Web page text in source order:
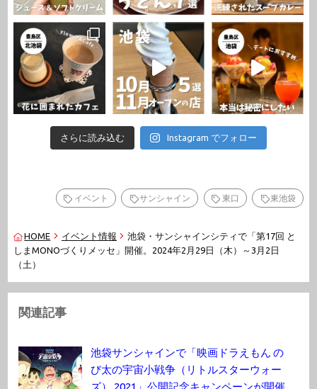
さらに読み込む Instagram でフォロー
イベント サンシャイン 東口 東池袋
HOME イベント情報
池袋・サンシャインシティで「第17回 と
しまMONOづくりメッセ」開催。2024年2月29日（木）～3月2日
（土）
関連記事
池袋サンシャインで「映画ドラえもん の
び太の宇宙小戦争（リトルスターウォー